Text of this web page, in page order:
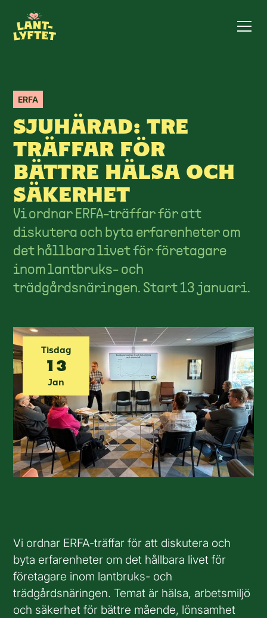
ERFA
SJUHÄRAD: TRE
TRÄFFAR FÖR
BÄTTRE HÄLSA OCH
SÄKERHET
Vi ordnar ERFA-träffar för att
diskutera och byta erfarenheter om
det hållbara livet för företagare
inom lantbruks- och
trädgårdsnäringen. Start 13 januari.
Tisdag
13
Jan
Vi ordnar ERFA-träffar för att diskutera och
byta erfarenheter om det hållbara livet för
företagare inom lantbruks- och
trädgårdsnäringen. Temat är hälsa, arbetsmiljö
och säkerhet för bättre mående, lönsamhet